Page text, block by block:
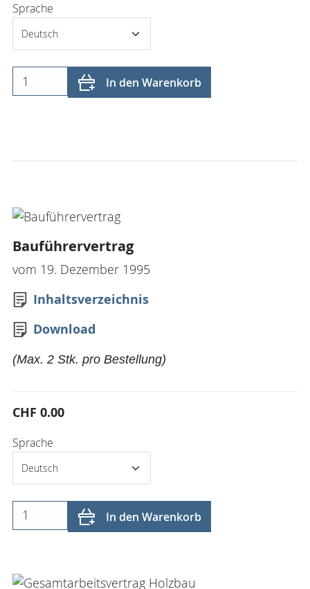
Sprache
In den Warenkorb
Bauführervertrag
vom 19. Dezember 1995
Inhaltsverzeichnis
Download
(Max. 2 Stk. pro Bestellung)
CHF 0.00
Sprache
In den Warenkorb